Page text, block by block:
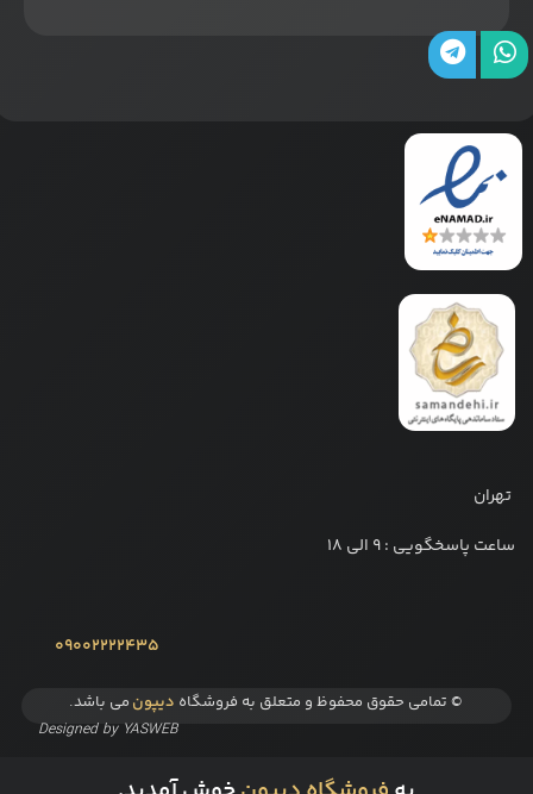
تهران
ساعت پاسخگویی : 9 الی 18
09002222435
© تمامی حقوق محفوظ و متعلق به فروشگاه دیپون می باشد.
Designed by YASWEB